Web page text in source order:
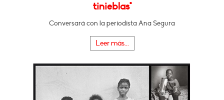
tinieblas"
Conversará con la periodista Ana Segura
Leer más...